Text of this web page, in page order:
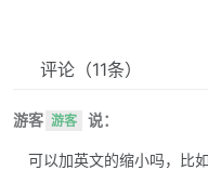
评论 （11条）
游客 游客 说：
可以加英文的缩小吗，比